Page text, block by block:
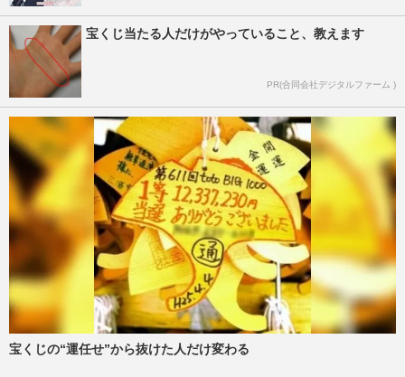
宝くじ当たる人だけがやっていること、教えます
PR(合同会社デジタルファーム )
宝くじの“運任せ”から抜けた人だけ変わる